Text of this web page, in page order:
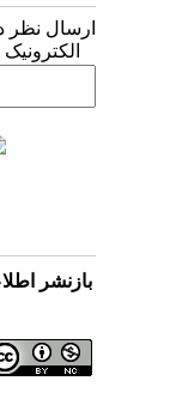
ارسال نظر
الکترونیک
بازنشر